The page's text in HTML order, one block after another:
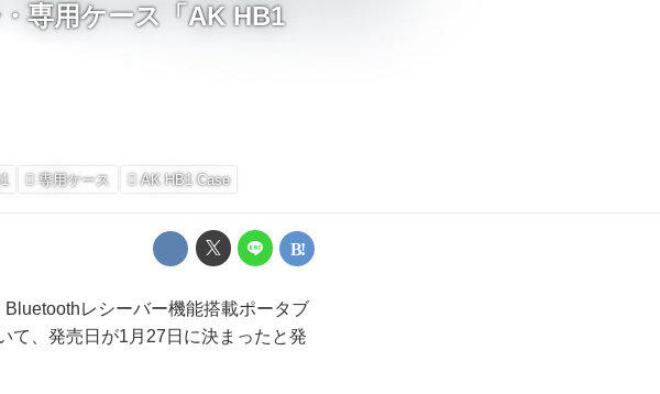
専用ケース「AK HB1
専用ケース AK HB1 Case
レシーバー機能搭載ポータブ
て、発売日が1月27日に決まったと発